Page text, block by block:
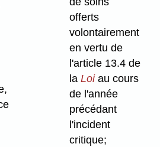
offerts
volontairement
en vertu de
l'article 13.4 de
laLoiau cours
de l'année
précédant
l'incident
critique;